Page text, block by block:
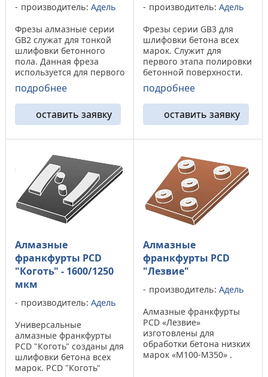
производитель: Адель
Фрезы алмазные серии
GB2 служат для тонкой
шлифовки бетонного
пола. Данная фреза
используется для первого
этапа лощения. Он
позволяет получить
ровную чистую
поверхность пола с
глубиной рисок до 0,06
мм глубиной. Алмазные
хороший ...
подробнее
оставить заявку
производитель: Адель
Фрезы серии GB3 для
шлифовки бетона всех
марок. Служит для
первого этапа полировки
бетонной поверхности.
Оставляет за собой
глубину царапин до 0,05
(мм). Ресурс данных фрез
весьма значителен, до
1500 (м2), при снятие
1(мм). Корпус изготовлен
подробнее
оставить заявку
Алмазные
франкфурты PCD
"Коготь" - 1600/1250
мкм
производитель: Адель
Универсальные
алмазные франкфурты
PCD "Коготь" созданы для
шлифовки бетона всех
марок. PCD "Коготь"
Алмазные
франкфурты PCD
"Лезвие"
производитель: Адель
Алмазные франкфурты
PCD «Лезвие»
изготовлены для
обработки бетона низких
марок «М100-М350» .